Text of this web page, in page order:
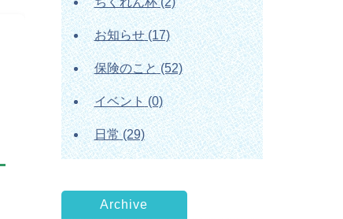
お知らせ(17)
保険のこと(52)
イベント (0)
日常(29)
Archive